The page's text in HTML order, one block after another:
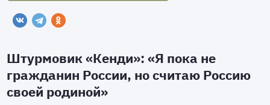
Штурмовик «Кенди»: «Я пока не
гражданин России, но считаю Россию
своей родиной»